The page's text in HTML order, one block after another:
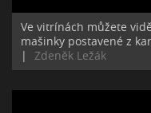
Ve vitrínách můžete
mašinky postavené z
|
Zdeněk Ležák